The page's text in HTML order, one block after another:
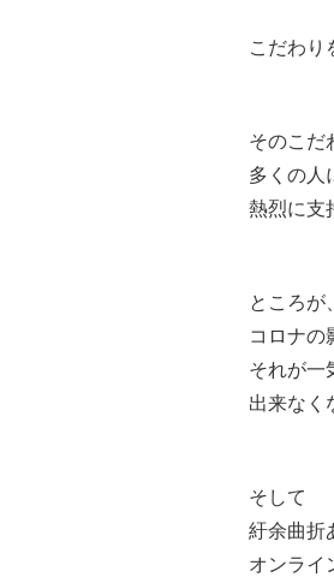
こだわり
そのこだ
多くの人
熱烈に支
ところが、
コロナの
それが一
出来なく
そして
紆余曲折
オンライ